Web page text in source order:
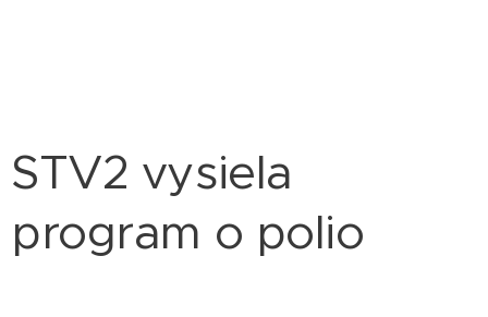
STV2 vysiela
program o polio